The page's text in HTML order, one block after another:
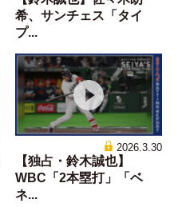
希、サンチェス「タイ
プ...
2026.3.30
【独占・鈴木誠也】
WBC「2本塁打」「ベ
ネ...